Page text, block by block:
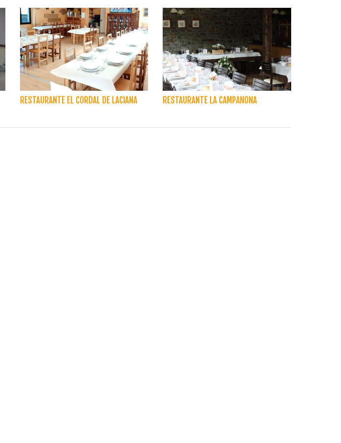
RESTAURANTE EL CORDAL DE LACIANA RESTAURANTE LA CAMPANONA